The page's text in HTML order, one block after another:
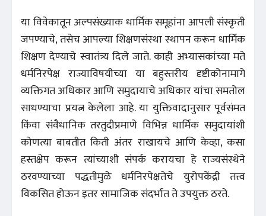
या विवेकातून अल्पसंख्याक धार्मिक समूहांना आपली संस्कृती
जपण्याचे, तसेच आपल्या शिक्षणसंस्था स्थापन करून धार्मिक
शिक्षण देण्याचे स्वातंत्र्य दिले जाते. काही अभ्यासकांच्या मते
धर्मनिरपेक्ष राज्याविषयीच्या या बहुस्तरीय दृष्टीकोनामागे
व्यक्तिगत अधिकार आणि समुदायाचे अधिकार यांचा समतोल
साधण्याचा प्रयत्न केलेला आहे. या युक्तिवादानुसार पूर्वसंमत
किंवा संवैधानिक तरतुदीप्रमाणे विभिन्न धार्मिक समुदायांशी
कोणत्या बाबतीत किती अंतर राखायचे आणि केव्हा, कसा
हस्तक्षेप करून त्यांच्याशी संपर्क करायचा हे राज्यसंस्थेने
ठरवण्याच्या पद्धतीमुळे धर्मनिरपेक्षतेचे युरोपकेंद्री तत्त्व
विकसित होऊन इतर सामाजिक संदर्भात ते उपयुक्त ठरते.